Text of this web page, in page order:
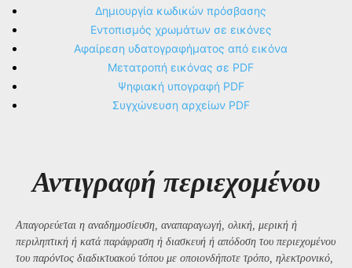
Δημιουργία κωδικών πρόσβασης
Εντοπισμός χρωμάτων σε εικόνες
Αφαίρεση υδατογραφήματος από εικόνα
Μετατροπή εικόνας σε PDF
Ψηφιακή υπογραφή PDF
Συγχώνευση αρχείων PDF
Αντιγραφή περιεχομένου
Απαγορεύεται η αναδημοσίευση, αναπαραγωγή, ολική, μερική ή
περιληπτική ή κατά παράφραση ή διασκευή ή απόδοση του περιεχομένου
του παρόντος διαδικτυακού τόπου με οποιονδήποτε τρόπο, ηλεκτρονικό,